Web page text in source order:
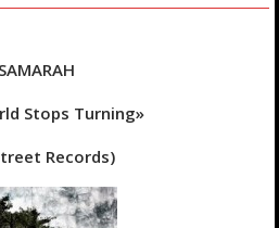
SAMARAH
Stops Turning»
Records)